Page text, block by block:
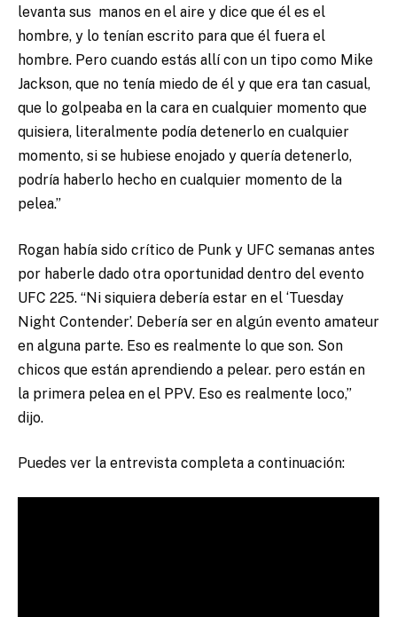
levanta sus manos en el aire y dice que él es el
hombre, y lo tenían escrito para que él fuera el
hombre. Pero cuando estás allí con un tipo como Mike
Jackson, que no tenía miedo de él y que era tan casual,
que lo golpeaba en la cara en cualquier momento que
quisiera, literalmente podía detenerlo en cualquier
momento, si se hubiese enojado y quería detenerlo,
podría haberlo hecho en cualquier momento de la
pelea.”
Rogan había sido crítico de Punk y UFC semanas antes
por haberle dado otra oportunidad dentro del evento
UFC 225. “Ni siquiera debería estar en el ‘Tuesday
Night Contender’. Debería ser en algún evento amateur
en alguna parte. Eso es realmente lo que son. Son
chicos que están aprendiendo a pelear. pero están en
la primera pelea en el PPV. Eso es realmente loco,”
dijo.
Puedes ver la entrevista completa a continuación: